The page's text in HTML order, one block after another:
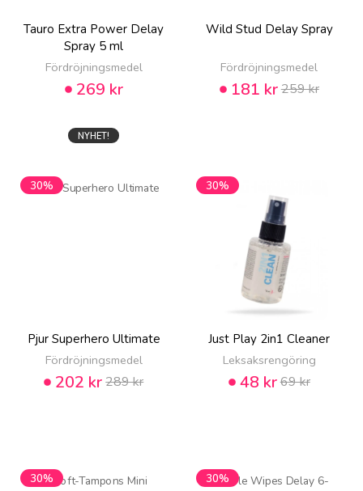
Tauro Extra Power Delay
Spray 5 ml
Fördröjningsmedel
269 kr
NYHET!
Wild Stud Delay Spray
Fördröjningsmedel
181 kr259 kr
30%
Pjur Superhero Ultimate
Fördröjningsmedel
202 kr289 kr
30%
Just Play 2in1 Cleaner
Leksaksrengöring
48 kr69 kr
30% 30%